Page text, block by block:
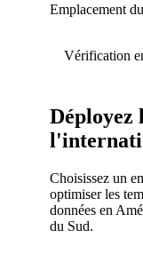
Emplacement
Vérification
Déployez
Choisissez un
optimiser les
données en
du Sud.